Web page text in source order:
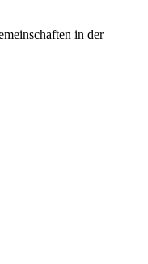
in der